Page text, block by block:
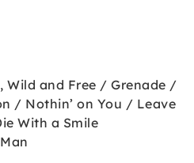
Wild and Free / Grenade /
/ Nothin’ on You / Leave
With a Smile